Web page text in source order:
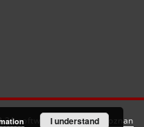
software created by Poznan
I understand